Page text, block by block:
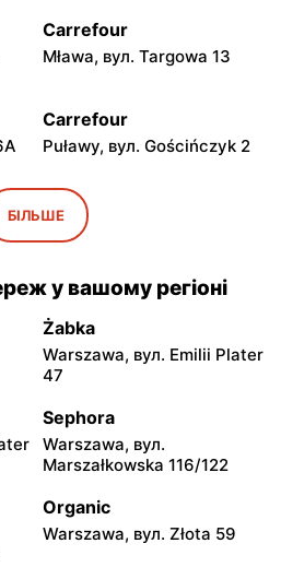
Carrefour
Mława, вул. Targowa 13
Carrefour
Puławy, вул. Gościńczyk 2
Carrefour
Łódź al. Ks. Bp. Władysława
Bandurskiego 49
Carrefour
Pabianice, вул. Popławska
4/20
Carrefour
Sobieskiego 9
Carrefour
Carrefour
БІЛЬШЕ
у вашому регіоні
Żabka
Warszawa, вул. Emilii Plater
47
Sephora
Warszawa, вул.
Marszałkowska 116/122
Organic
Warszawa, вул. Złota 59